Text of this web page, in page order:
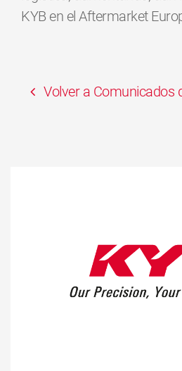
KYB en el Aftermarket
Volver a Comunicados